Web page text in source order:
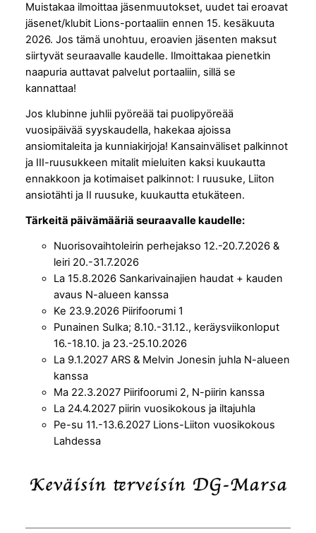
Muistakaa ilmoittaa jäsenmuutokset, uudet tai eroavat
jäsenet/klubit Lions-portaaliin ennen 15. kesäkuuta
2026. Jos tämä unohtuu, eroavien jäsenten maksut
siirtyvät seuraavalle kaudelle. Ilmoittakaa pienetkin
naapuria auttavat palvelut portaaliin, sillä se
kannattaa!
Jos klubinne juhlii pyöreää tai puolipyöreää
vuosipäivää syyskaudella, hakekaa ajoissa
ansiomitaleita ja kunniakirjoja! Kansainväliset palkinnot
ja III-ruusukkeen mitalit mieluiten kaksi kuukautta
ennakkoon ja kotimaiset palkinnot: I ruusuke, Liiton
ansiotähti ja II ruusuke, kuukautta etukäteen.
Tärkeitä päivämääriä seuraavalle kaudelle:
Nuorisovaihtoleirin perhejakso 12.-20.7.2026 &
leiri 20.-31.7.2026
La 15.8.2026 Sankarivainajien haudat + kauden
avaus N-alueen kanssa
Ke 23.9.2026 Piirifoorumi 1
Punainen Sulka; 8.10.-31.12., keräysviikonloput
16.-18.10. ja 23.-25.10.2026
La 9.1.2027 ARS & Melvin Jonesin juhla N-alueen
kanssa
Ma 22.3.2027 Piirifoorumi 2, N-piirin kanssa
La 24.4.2027 piirin vuosikokous ja iltajuhla
Pe-su 11.-13.6.2027 Lions-Liiton vuosikokous
Lahdessa